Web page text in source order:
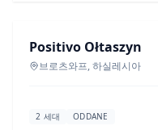
신규 분양
Positivo Ołtaszyn
브로츠와프, 하실레시아
2 세대 ODDANE